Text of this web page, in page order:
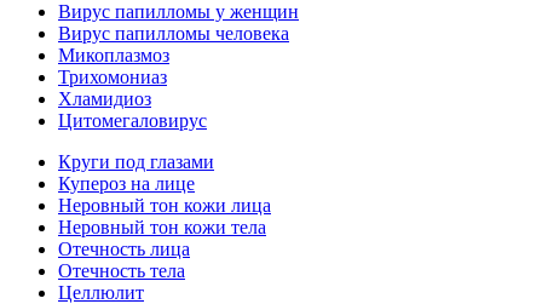
Вирус папилломы у женщин
Вирус папилломы человека
Микоплазмоз
Трихомониаз
Хламидиоз
Цитомегаловирус
Круги под глазами
Купероз на лице
Неровный тон кожи лица
Неровный тон кожи тела
Отечность лица
Отечность тела
Целлюлит